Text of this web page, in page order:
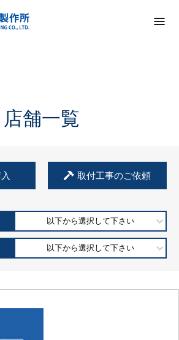
報
店舗一覧
取付工事のご依頼
以下から選択して下さい
以下から選択して下さい